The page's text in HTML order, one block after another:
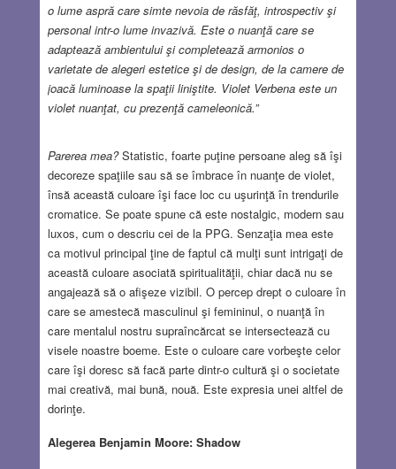
o lume aspră care simte nevoia de răsfăţ, introspectiv şi
personal intr-o lume invazivă. Este o nuanţă care se
adaptează ambientului şi completează armonios o
varietate de alegeri estetice şi de design, de la camere de
joacă luminoase la spaţii liniştite. Violet Verbena este un
violet nuanţat, cu prezenţă cameleonică.”
Parerea mea?Statistic, foarte puţine persoane aleg să îşi
decoreze spaţiile sau să se îmbrace în nuanţe de violet,
însă această culoare îşi face loc cu uşurinţă în trendurile
cromatice. Se poate spune că este nostalgic, modern sau
luxos, cum o descriu cei de la PPG. Senzaţia mea este
ca motivul principal ţine de faptul că mulţi sunt intrigaţi de
această culoare asociată spiritualităţii, chiar dacă nu se
angajează să o afişeze vizibil. O percep drept o culoare în
care se amestecă masculinul şi femininul, o nuanţă în
care mentalul nostru supraîncărcat se intersectează cu
visele noastre boeme. Este o culoare care vorbeşte celor
care îşi doresc să facă parte dintr-o cultură şi o societate
mai creativă, mai bună, nouă. Este expresia unei altfel de
dorinţe.
Alegerea Benjamin Moore: Shadow